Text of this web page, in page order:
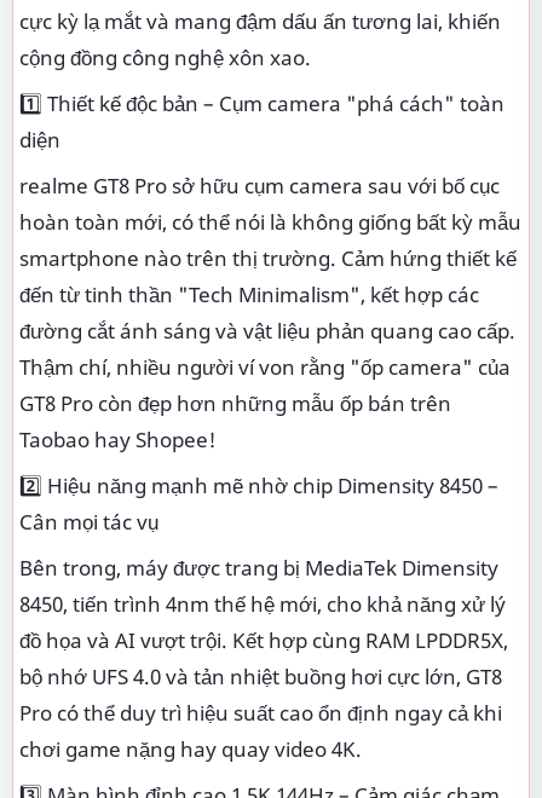
cực kỳ lạ mắt và mang đậm dấu ấn tương lai, khiến
cộng đồng công nghệ xôn xao.
1️⃣ Thiết kế độc bản – Cụm camera "phá cách" toàn
diện
realme GT8 Pro sở hữu cụm camera sau với bố cục
hoàn toàn mới, có thể nói là không giống bất kỳ mẫu
smartphone nào trên thị trường. Cảm hứng thiết kế
đến từ tinh thần "Tech Minimalism", kết hợp các
đường cắt ánh sáng và vật liệu phản quang cao cấp.
Thậm chí, nhiều người ví von rằng "ốp camera" của
GT8 Pro còn đẹp hơn những mẫu ốp bán trên
Taobao hay Shopee!
2️⃣ Hiệu năng mạnh mẽ nhờ chip Dimensity 8450 –
Cân mọi tác vụ
Bên trong, máy được trang bị MediaTek Dimensity
8450, tiến trình 4nm thế hệ mới, cho khả năng xử lý
đồ họa và AI vượt trội. Kết hợp cùng RAM LPDDR5X,
bộ nhớ UFS 4.0 và tản nhiệt buồng hơi cực lớn, GT8
Pro có thể duy trì hiệu suất cao ổn định ngay cả khi
chơi game nặng hay quay video 4K.